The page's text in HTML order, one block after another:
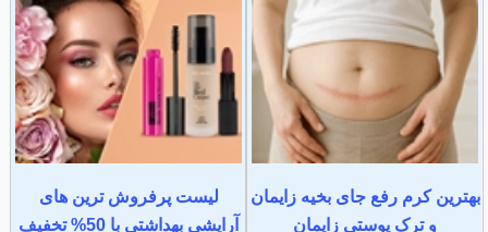
بهترین کرم رفع جای بخیه زایمان
و ترک پوستی زایمان
لیست پرفروش ترین های
آرایشی بهداشتی با 50% تخفیف